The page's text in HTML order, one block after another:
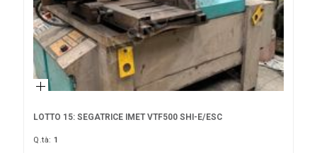
LOTTO 15: SEGATRICE IMET VTF500 SHI-E/ESC
Q.tà:1